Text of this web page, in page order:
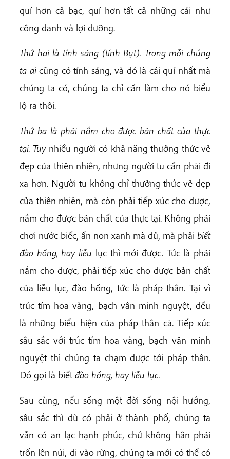
quí hơn cả bạc, quí hơn tất cả những cái như
công danh và lợi dưỡng.
Thứ hai là tính sáng (tính Bụt). Trong mỗi chúng
ta aicũng có tính sáng, và đó là cái quí nhất mà
chúng ta có, chúng ta chỉ cần làm cho nó biểu
lộ ra thôi.
Thứ ba là phải nắm cho được bản chất của thực
tại. Tuynhiều người có khả năng thưởng thức vẻ
đẹp của thiên nhiên, nhưng người tu cần phải đi
xa hơn. Người tu không chỉ thưởng thức vẻ đẹp
của thiên nhiên, mà còn phải tiếp xúc cho được,
nắm cho được bản chất của thực tại. Không phải
chơi nước biếc, ẩn non xanh mà đủ, mà phải biết
đào hồng, hay liễu lục thì mới được. Tức là phải
nắm cho được, phải tiếp xúc cho được bản chất
của liễu lục, đào hồng, tức là pháp thân. Tại vì
trúc tím hoa vàng, bạch vân minh nguyệt, đều
là những biểu hiện của pháp thân cả. Tiếp xúc
sâu sắc với trúc tím hoa vàng, bạch vân minh
nguyệt thì chúng ta chạm được tới pháp thân.
Đó gọi là biết đào hồng, hay liễu lục.
Sau cùng, nếu sống một đời sống nội hướng,
sâu sắc thì dù có phải ở thành phố, chúng ta
vẫn có an lạc hạnh phúc, chứ không hẳn phải
trốn lên núi, đi vào rừng, chúng ta mới có thể có